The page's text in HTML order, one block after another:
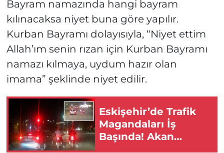
Bayram namazında hangi bayram
kılınacaksa niyet buna göre yapılır.
Kurban Bayramı dolayısıyla, “Niyet ettim
Allah’ım senin rızan için Kurban Bayramı
namazı kılmaya, uydum hazır olan
imama” şeklinde niyet edilir.
Eskişehir’de Trafik
Magandaları İş
Başında! Akan